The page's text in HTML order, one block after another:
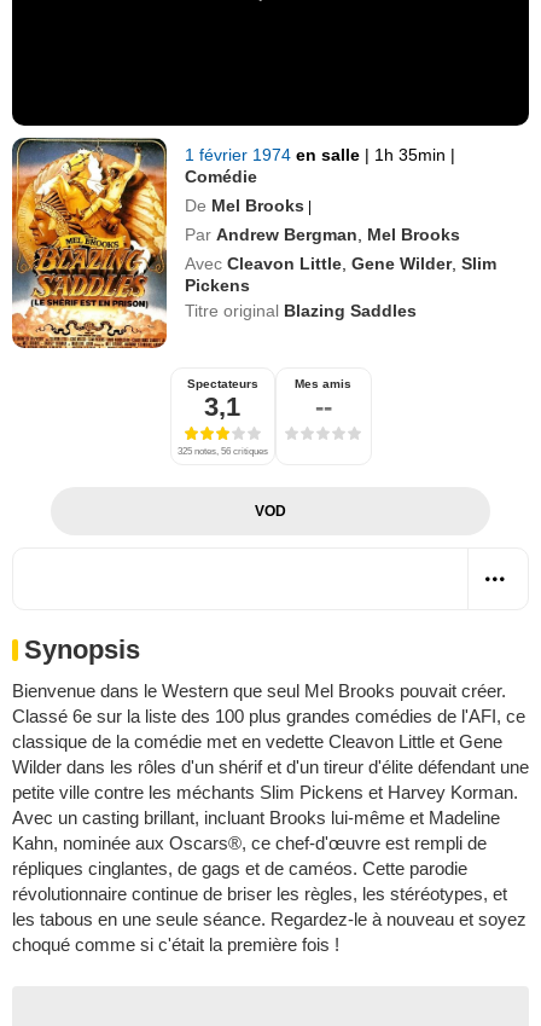
1 février 1974en salle | 1h 35min |
Comédie
De Mel Brooks |
Par Andrew Bergman
Mel Brooks
Avec Cleavon Little ,Gene Wilder,Slim
Pickens
Titre original Blazing Saddles
Spectateurs
3,1
325 notes, 56 critiques
Mes amis
--
VOD
Synopsis
Bienvenue dans le Western que seul Mel Brooks pouvait créer.
Classé 6e sur la liste des 100 plus grandes comédies de l'AFI, ce
classique de la comédie met en vedette Cleavon Little et Gene
Wilder dans les rôles d'un shérif et d'un tireur d'élite défendant une
petite ville contre les méchants Slim Pickens et Harvey Korman.
Avec un casting brillant, incluant Brooks lui-même et Madeline
Kahn, nominée aux Oscars®, ce chef-d'œuvre est rempli de
répliques cinglantes, de gags et de caméos. Cette parodie
révolutionnaire continue de briser les règles, les stéréotypes, et
les tabous en une seule séance. Regardez-le à nouveau et soyez
choqué comme si c'était la première fois !